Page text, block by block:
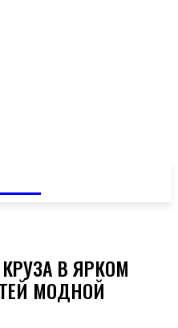
В ЯРКОМ
МОДНОЙ